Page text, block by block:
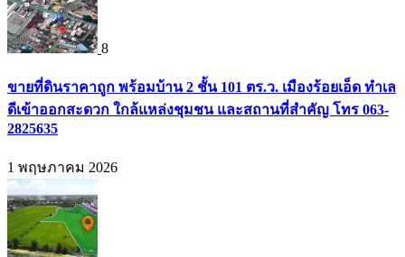
8
ขายที่ดินราคาถูก พร้อมบ้าน 2 ชั้น 101 ตร.ว. เมืองร้อยเอ็ด ทำเล
ดีเข้าออกสะดวก ใกล้แหล่งชุมชน และสถานที่สำคัญ โทร 063-
2825635
1 พฤษภาคม 2026